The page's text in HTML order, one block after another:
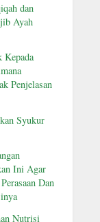
dan
Ayah
Kepada
Penjelasan
Syukur
Ini Agar
Dan
Nutrisi